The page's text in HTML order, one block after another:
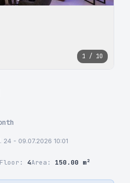
1 / 10
24 - 09.07.2026 10:01
Floor: 4Area: 150.00 m²